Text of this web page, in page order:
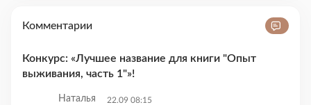
Комментарии
Конкурс: «Лучшее название для книги "Опыт
выживания, часть 1"»!
Наталья 22.09 08:15